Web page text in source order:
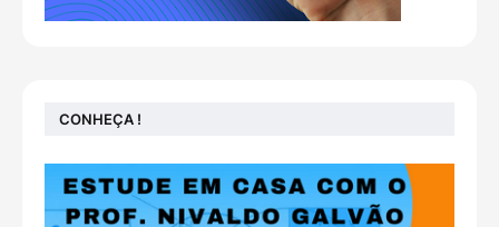
CONHEÇA !